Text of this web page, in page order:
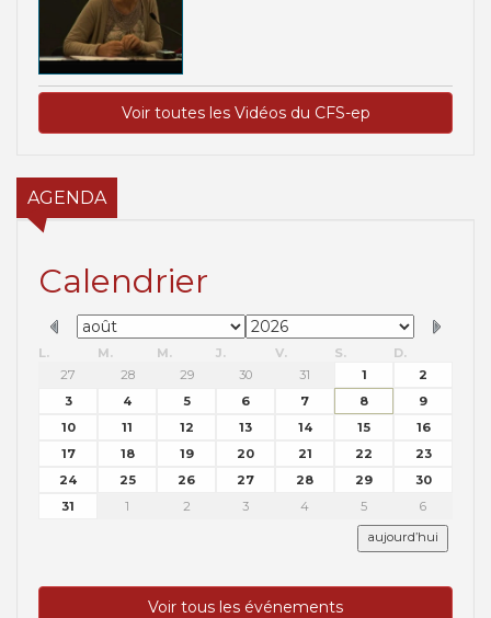
Voir toutes les Vidéos du CFS-ep
AGENDA
Calendrier
L. M. M. J. V. S.
D.
27
28 29 30 31 1
2
3
4 5 6 7 8
9
10
11 12 13 14 15
16
17
18 19 20 21 22
23
24
25 26 27 28 29
30
31
1 2 3 4 5 6
aujourd’hui
Voir tous les événements